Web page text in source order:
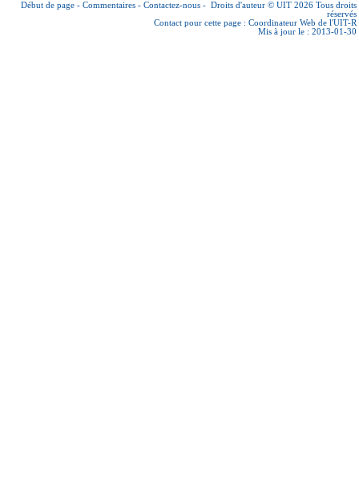
Début de page - Commentaires - Contactez-nous - Droits d'auteur © UIT 2026 Tous droits
réservés
Contact pour cette page : Coordinateur Web de l'UIT-R
Mis à jour le : 2013-01-30